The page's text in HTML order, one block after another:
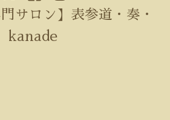
サロン】表参道・奏・
kanade